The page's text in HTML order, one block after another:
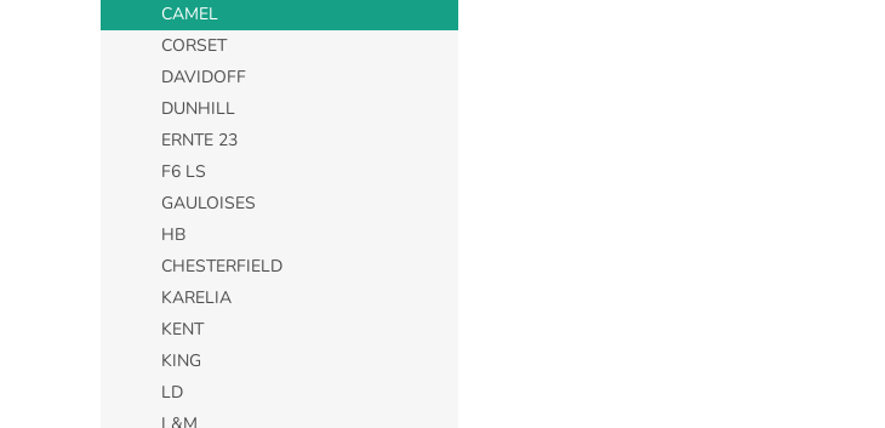
CAMEL
CORSET
DAVIDOFF
DUNHILL
ERNTE 23
F6 LS
GAULOISES
HB
CHESTERFIELD
KARELIA
KENT
KING
LD
L&M